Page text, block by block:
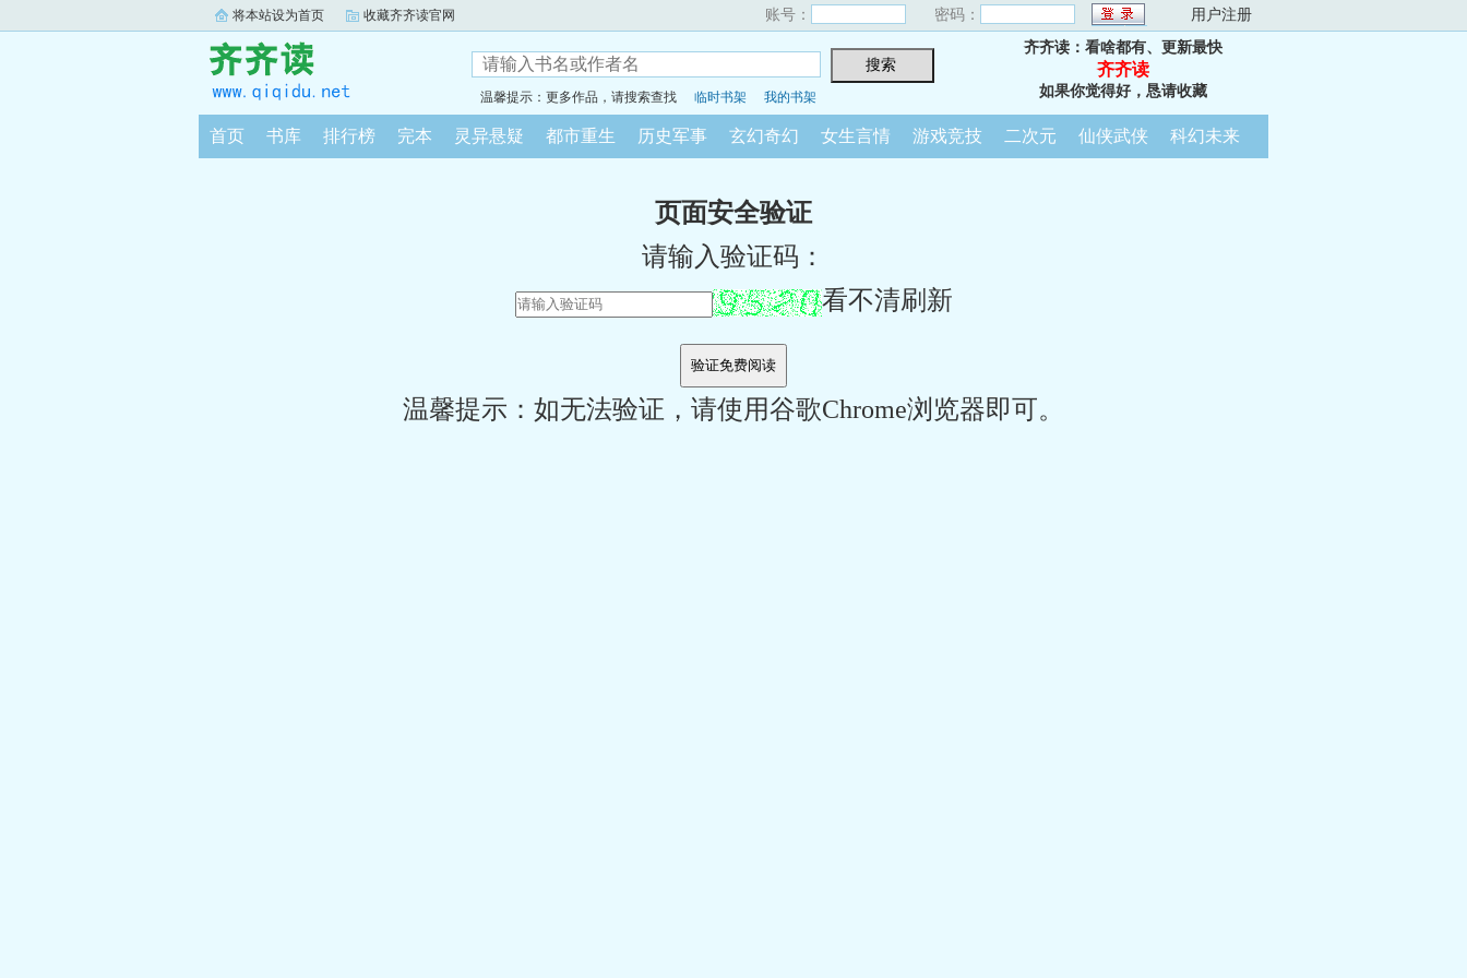
将本站设为首页 收藏齐齐读官网 账号： 密码： 用户注册
温馨提示：更多作品，请搜索查找 临时书架 我的书架
齐齐读：看啥都有、更新最快
齐齐读
如果你觉得好，恳请收藏
首页 书库 排行榜 完本 灵异悬疑 都市重生 历史军事 玄幻奇幻 女生言情 游戏竞技 二次元 仙侠武侠 科幻未来
页面安全验证
请输入验证码：
看不清刷新
温馨提示：如无法验证，请使用谷歌Chrome浏览器即可。